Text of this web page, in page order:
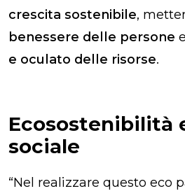
crescita sostenibile,
benessere delle persone
e oculato delle risorse.
Ecosostenibilità
sociale
“Nel realizzare questo eco